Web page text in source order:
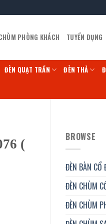
PHÒNG KHÁCH TUYỂN DỤNG
ĐÈN QUẠT TRẦN ĐÈN THẢ
BROWSE
ĐÈN BÀN CỔ
ĐÈN CHÙM
ĐÈN CHÙM
(